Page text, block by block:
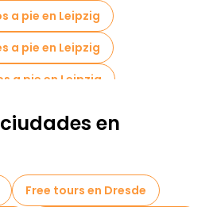
a pie en Leipzig
a pie en Leipzig
a pie en Leipzig
Leipzig
en
Free tours en Dresde